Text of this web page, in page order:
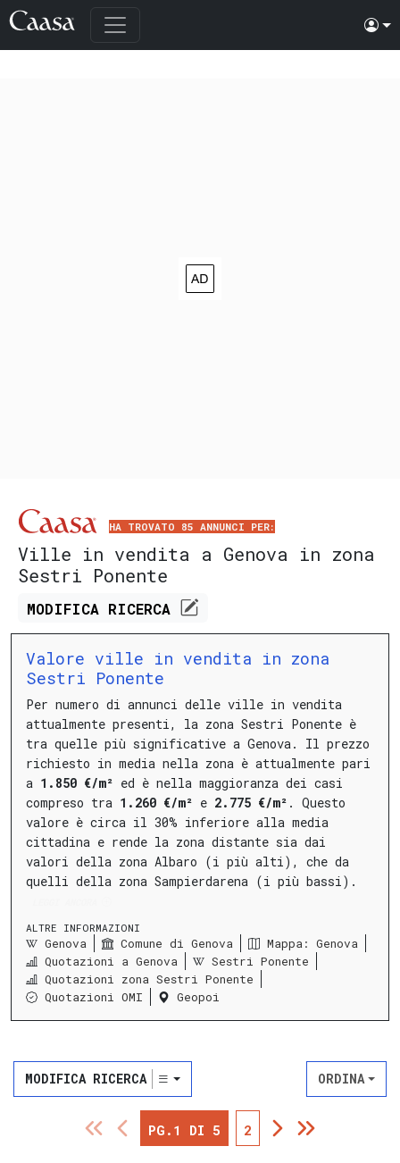
HA TROVATO 85 ANNUNCI PER:
Ville in vendita a Genova in zona
Sestri Ponente
MODIFICA RICERCA
Valore ville in vendita in zona
Sestri Ponente
Per numero di annunci delle ville in vendita
attualmente presenti, la zona Sestri Ponente è
tra quelle più significative a Genova.
Il prezzo
richiesto in media nella zona è attualmente pari
a 1.850 €/m² ed è nella maggioranza dei casi
compreso tra 1.260 €/m² e 2.775 €/m² . Questo
valore è circa il 30% inferiore alla media
cittadina e rende la zona distante sia dai
valori della zona Albaro (i più alti), che da
quelli della zona Sampierdarena (i più bassi).
ALTRE INFORMAZIONI
Genova Comune di Genova
Mappa: Genova
Quotazioni a Genova
Sestri Ponente
Quotazioni zona Sestri Ponente
Quotazioni OMI
Geopoi
MODIFICA RICERCA ORDINA
PG.1 DI 5 2